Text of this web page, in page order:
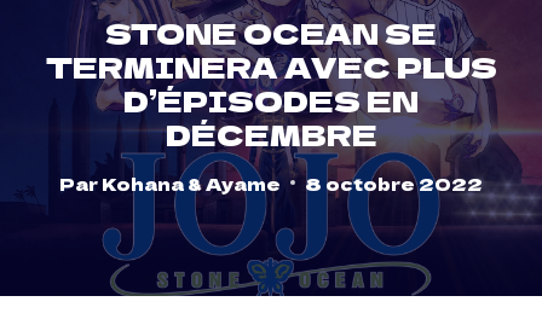
STONE OCEAN SE
TERMINERA AVEC PLUS
D’ÉPISODES EN
DÉCEMBRE
ParKohana & Ayame 8 octobre 2022